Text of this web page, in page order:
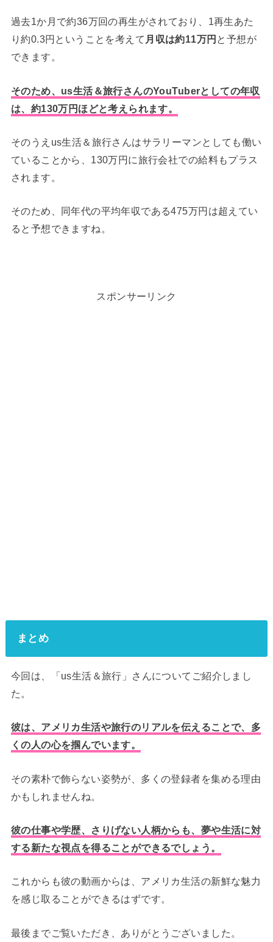
過去1か月で約36万回の再生がされており、1再生あた
り約0.3円ということを考えて 月収は約11万円 と予想が
できます。
そのため、us生活＆旅行さんのYouTuberとしての年収
は、約130万円ほどと考えられます。
そのうえus生活＆旅行さんはサラリーマンとしても働い
ていることから、130万円に旅行会社での給料もプラス
されます。
そのため、同年代の平均年収である475万円は超えてい
ると予想できますね。
スポンサーリンク
まとめ
今回は、「us生活＆旅行」さんについてご紹介しまし
た。
彼は、アメリカ生活や旅行のリアルを伝えることで、多
くの人の心を掴んでいます。
その素朴で飾らない姿勢が、多くの登録者を集める理由
かもしれませんね。
彼の仕事や学歴、さりげない人柄からも、夢や生活に対
する新たな視点を得ることができるでしょう。
これからも彼の動画からは、アメリカ生活の新鮮な魅力
を感じ取ることができるはずです。
最後までご覧いただき、ありがとうございました。